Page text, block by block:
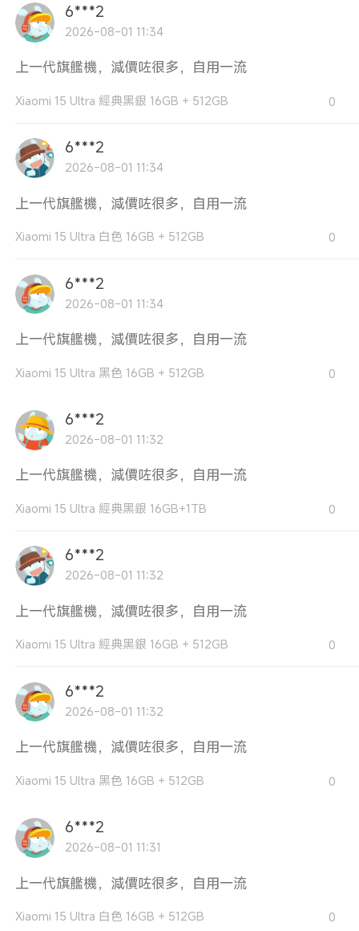
6***2
2026-08-01 11:34
上一代旗艦機，減價咗很多，自用一流
Xiaomi 15 Ultra 經典黑銀 16GB + 512GB 0
6***2
2026-08-01 11:34
上一代旗艦機，減價咗很多，自用一流
Xiaomi 15 Ultra 白色 16GB + 512GB 0
6***2
2026-08-01 11:34
上一代旗艦機，減價咗很多，自用一流
Xiaomi 15 Ultra 黑色 16GB + 512GB 0
6***2
2026-08-01 11:32
上一代旗艦機，減價咗很多，自用一流
Xiaomi 15 Ultra 經典黑銀 16GB+1TB 0
6***2
2026-08-01 11:32
上一代旗艦機，減價咗很多，自用一流
Xiaomi 15 Ultra 經典黑銀 16GB + 512GB 0
6***2
2026-08-01 11:32
上一代旗艦機，減價咗很多，自用一流
Xiaomi 15 Ultra 黑色 16GB + 512GB 0
6***2
2026-08-01 11:31
上一代旗艦機，減價咗很多，自用一流
Xiaomi 15 Ultra 白色 16GB + 512GB 0